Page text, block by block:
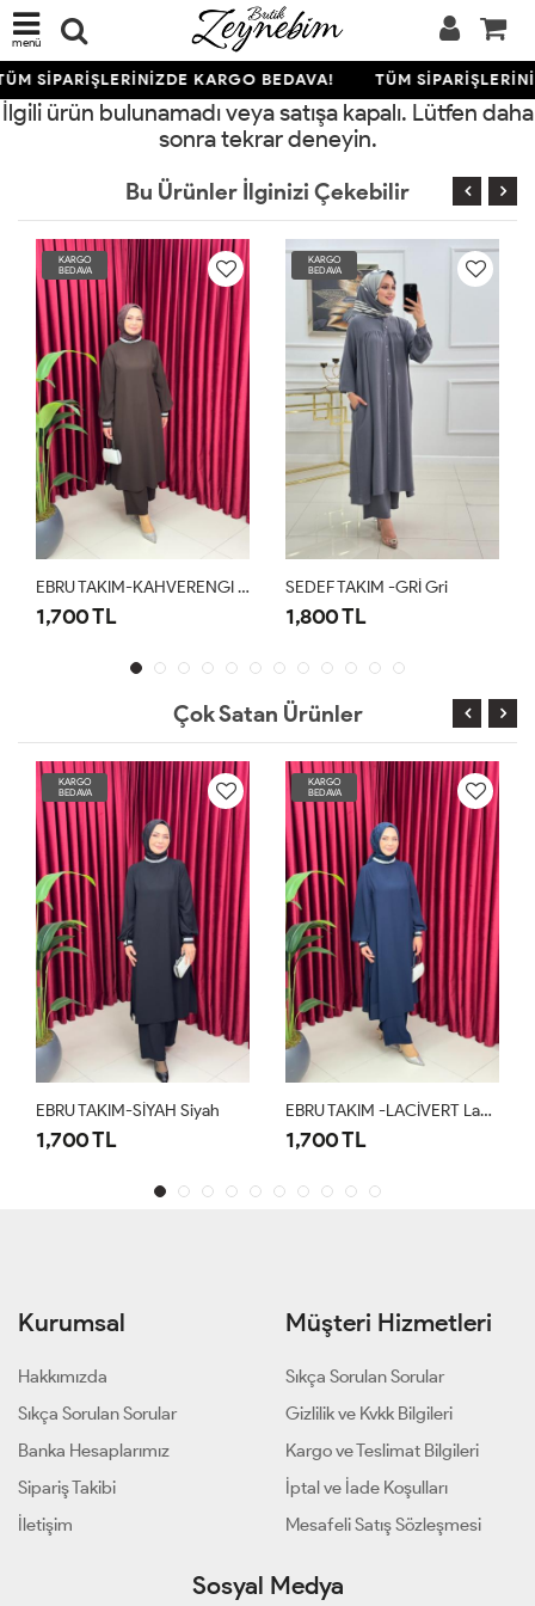
menü
SİPARİŞLERİNİZDE KARGO BEDAVA! TÜM
İlgili ürün bulunamadı veya satışa kapalı. Lütfen daha
sonra tekrar deneyin.
Bu Ürünler İlginizi Çekebilir
KARGO
BEDAVA
EBRU TAKIM-KAHVERENGI Kahverengi
1,700 TL
KARGO
BEDAVA
SEDEF TAKIM -GRİ Gri
1,800 TL
Çok Satan Ürünler
KARGO
BEDAVA
EBRU TAKIM-SİYAH Siyah
1,700 TL
KARGO
BEDAVA
EBRU TAKIM -LACİVERT Lacivert
1,700 TL
Kurumsal
Hakkımızda
Sıkça Sorulan Sorular
Banka Hesaplarımız
Sipariş Takibi
İletişim
Müşteri Hizmetleri
Sıkça Sorulan Sorular
Gizlilik ve Kvkk Bilgileri
Kargo ve Teslimat Bilgileri
İptal ve İade Koşulları
Mesafeli Satış Sözleşmesi
Sosyal Medya